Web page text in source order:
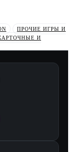
ПРОЧИЕ ИГРЫ И
И